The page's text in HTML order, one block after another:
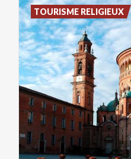
TOURISME RELIGIEUX